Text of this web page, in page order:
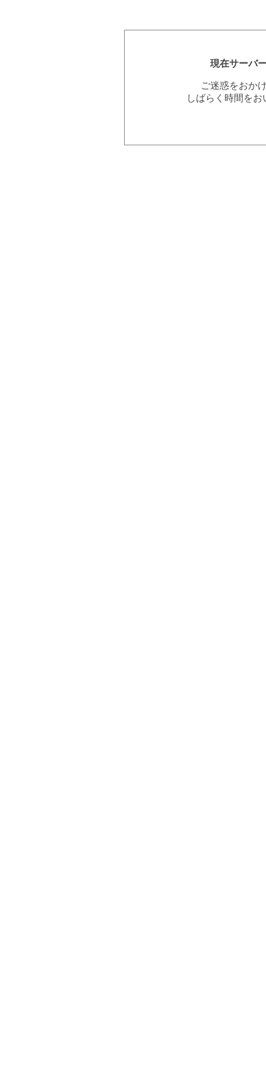
現在サーバ
ご迷惑をおか
しばらく時間を